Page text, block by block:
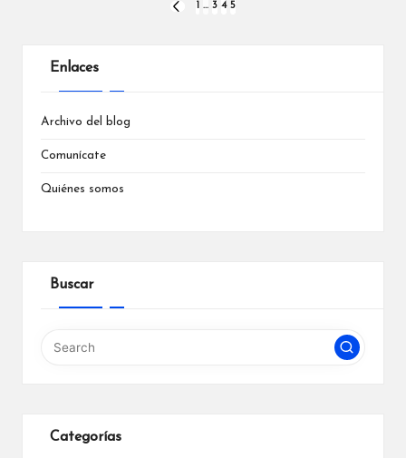
PREVIOUS
1 … 3 4 5
Enlaces
Archivo del blog
Comunícate
Quiénes somos
Buscar
Categorías